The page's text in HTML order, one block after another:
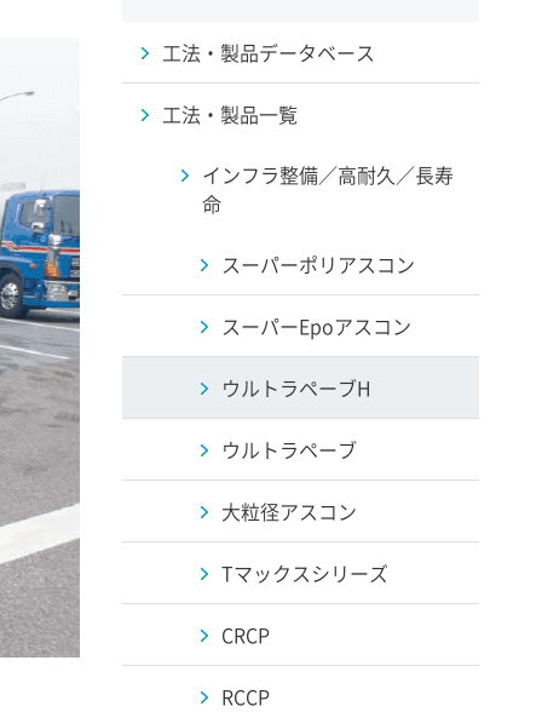
工法・製品データベース
工法・製品一覧
インフラ整備／高耐久／長寿
命
スーパーポリアスコン
スーパーEpoアスコン
ウルトラペーブH
ウルトラペーブ
大粒径アスコン
Tマックスシリーズ
CRCP
RCCP